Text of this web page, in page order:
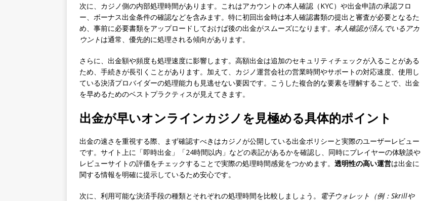
次に、カジノ側の内部処理時間があります。これはアカウントの本人確認（KYC）や出金申請の承認フロ
ー、ボーナス出金条件の確認などを含みます。特に初回出金時は本人確認書類の提出と審査が必要となるた
め、事前に必要書類をアップロードしておけば後の出金がスムーズになります。 本人確認が済んでいるアカ
ウントは通常、優先的に処理される傾向があります。
さらに、出金額や頻度も処理速度に影響します。高額出金は追加のセキュリティチェックが入ることがある
ため、手続きが長引くことがあります。加えて、カジノ運営会社の営業時間やサポートの対応速度、使用し
ている決済プロバイダーの処理能力も見逃せない要因です。こうした複合的な要素を理解することで、出金
を早めるためのベストプラクティスが見えてきます。
出金が早いオンラインカジノを見極める具体的ポイント
出金の速さを重視する際、まず確認すべきはカジノが公開している出金ポリシーと実際のユーザーレビュー
です。サイト上に「即時出金」「24時間以内」などの表記があるかを確認し、同時にプレイヤーの体験談や
レビューサイトの評価をチェックすることで実際の処理時間感覚をつかめます。 透明性の高い運営は出金に
関する情報を明確に提示しているため安心です。
次に、利用可能な決済手段の種類とそれぞれの処理時間を比較しましょう。
電子ウォレット（例：Skrillや